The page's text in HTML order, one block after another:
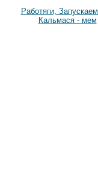
Работяги,
Кальмася - мем